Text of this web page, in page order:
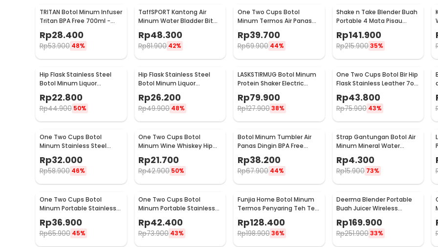
TRITAN Botol Minum Infuser
Tritan BPA Free 700ml -
Rp28.400
Rp53.900 48%
TaffSPORT Kantong Air
Minum Water Bladder Bit
Valve Hydration Bag 2L -
SD16
Rp48.300
Rp81.900 42%
One Two Cups Botol
Minum Termos Air Panas
Dingin Stainless Steel
260ml - AQW575
Rp39.700
Rp69.900 44%
Shake n Take Blender Buah
Portable 4 Mata Pisau
Rp141.900
Rp215.90035%
Hip Flask Stainless Steel
Botol Minum Liquor
Whiskey Vintage 7oz
Johnnie Walker - H-7
Rp22.800
Rp44.900 50%
Hip Flask Stainless Steel
Botol Minum Liquor
Whiskey Vintage 7oz Jack
Daniel - H-7
Rp26.200
Rp49.900 48%
LASKSTIRMUG Botol Minum
Protein Shaker Electric
1505
Rp79.900
Rp127.900 38%
One Two Cups Botol Bir Hip
Flask Stainless Leather 7oz
with Shot Glass
Rp43.800
Rp75.900 43%
One Two Cups Botol
Minum Stainless Steel
Portable with Carabiner
750ml - GBD
Rp32.000
Rp58.900 46%
One Two Cups Botol
Minum Wine Whiskey Hip
Rp21.700
Rp42.900 50%
Botol Minum Tumbler Air
Panas Dingin BPA Free
Stainless Steel 350ml - HS-
6983
Rp38.200
Rp67.900 44%
Strap Gantungan Botol Air
Minum Mineral Water
Bottle Belt Hanger - 3330
Rp4.300
Rp15.900 73%
One Two Cups Botol
Minum Portable Stainless
Steel 750ml - YM006
Rp36.900
Rp65.900 45%
One Two Cups Botol
Minum Portable Stainless
Rp42.400
Rp73.900 43%
Funjia Home Botol Minum
Termos Penyaring Teh Tea
Infuser 520ml
Rp128.400
Rp198.900 36%
Deerma Blender Portable
Buah Juicer Wireless
1500mAh 400ml - DEM-
NU05
Rp169.900
Rp251.90033%